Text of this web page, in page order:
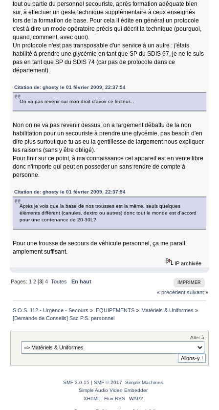
tout ou partie du personnel secouriste, après formation adéquate bien
sur, à effectuer un geste technique supplémentaire à ceux enseignés
lors de la formation de base. Pour cela il édite en général un protocole
c'est à dire un mode opératoire précis qui décrit la technique (pourquoi,
quand, comment, avec quoi).
Un protocole n'est pas transposable d'un service à un autre : j'étais
habilité à prendre une glycémie en tant que SP du SDIS 67, je ne le suis
pas en tant que SP du SDIS 74 (car pas de protocole dans ce
département).
Citation de: ghosty le 01 février 2009, 22:37:54
On va pas revenir sur mon droit d'avoir ce lecteur...
Non on ne va pas revenir dessus, on a largement débattu de la non
habilitation pour un secouriste à prendre une glycémie, pas besoin d'en
dire plus surtout que tu as eu la gentillesse de largement nous expliquer
tes raisons (sans y être obligé).
Pour finir sur ce point, à ma connaissance cet appareil est en vente libre
donc n'importe qui peut en posséder un sans rendre de compte à
personne.
Citation de: ghosty le 01 février 2009, 22:37:54
Après je vois que la base de nos trousses est la même, seuls quelques
éléments diffèrent (canules, dextro ou autres) donc tout le monde est d'accord
pour une contenance de 20-30L?
Pour une trousse de secours de véhicule personnel, ça me parait
amplement suffisant.
IP archivée
IMPRIMER
Pages: 1 2 [3]4 Toutes
En haut
« précédent suivant »
S.O.S. 112 - Urgence - Secours » EQUIPEMENTS» Matériels & Uniformes »
[Demande de Conseils] Sac P.S. personnel
Aller à:
SMF 2.0.15 SMF © 2017, Simple Machines
Simple Audio Video Embedder
XHTML
Flux RSS WAP2